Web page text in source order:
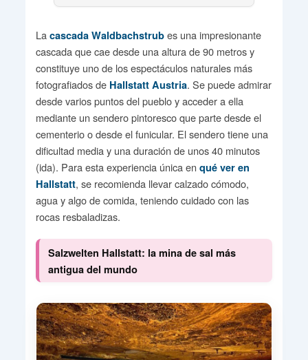
La cascada Waldbachstrubes una impresionante
cascada que cae desde una altura de 90 metros y
constituye uno de los espectáculos naturales más
fotografiados de Hallstatt Austria. Se puede admirar
desde varios puntos del pueblo y acceder a ella
mediante un sendero pintoresco que parte desde el
cementerio o desde el funicular. El sendero tiene una
dificultad media y una duración de unos 40 minutos
(ida). Para esta experiencia única en qué ver en
Hallstatt, se recomienda llevar calzado cómodo,
agua y algo de comida, teniendo cuidado con las
rocas resbaladizas.
Salzwelten Hallstatt: la mina de sal más
antigua del mundo